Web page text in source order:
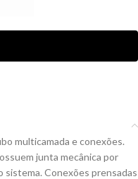
multicamada e conexões.
junta mecânica por
sistema. Conexões prensadas